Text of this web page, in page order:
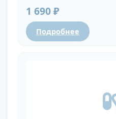
1 690 ₽
Подробнее